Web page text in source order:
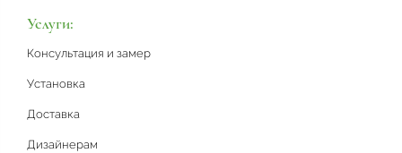
Услуги:
Консультация и замер
Установка
Доставка
Дизайнерам